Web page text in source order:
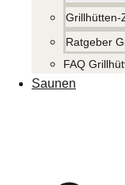
Grillhütten-
Ratgeber
FAQ
Saunen